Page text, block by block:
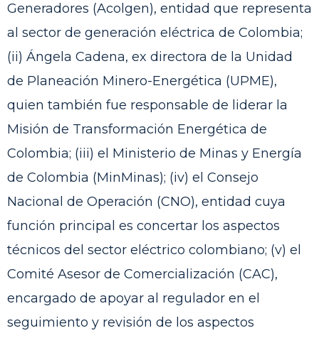
Generadores (Acolgen), entidad que representa
al sector de generación eléctrica de Colombia;
(ii) Ángela Cadena, ex directora de la Unidad
de Planeación Minero-Energética (UPME),
quien también fue responsable de liderar la
Misión de Transformación Energética de
Colombia; (iii) el Ministerio de Minas y Energía
de Colombia (MinMinas); (iv) el Consejo
Nacional de Operación (CNO), entidad cuya
función principal es concertar los aspectos
técnicos del sector eléctrico colombiano; (v) el
Comité Asesor de Comercialización (CAC),
encargado de apoyar al regulador en el
seguimiento y revisión de los aspectos